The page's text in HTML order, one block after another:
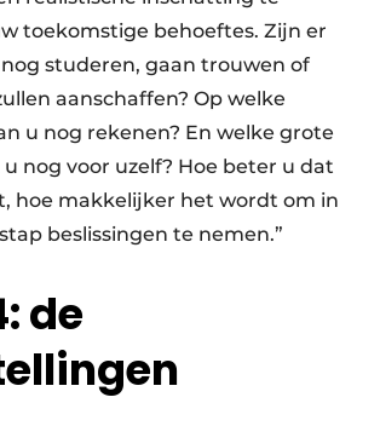
toekomstige behoeftes. Zijn er
studeren, gaan trouwen of
aanschaffen? Op welke
u nog rekenen? En welke grote
nog voor uzelf? Hoe beter u dat
hoe makkelijker het wordt om in
beslissingen te nemen.”
de